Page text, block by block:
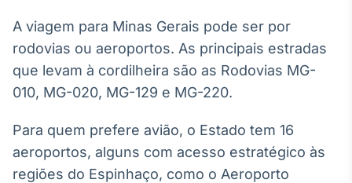
A viagem para Minas Gerais pode ser por
rodovias ou aeroportos. As principais estradas
que levam à cordilheira são as Rodovias MG-
010, MG-020, MG-129 e MG-220.
Para quem prefere avião, o Estado tem 16
aeroportos, alguns com acesso estratégico às
regiões do Espinhaço, como o Aeroporto